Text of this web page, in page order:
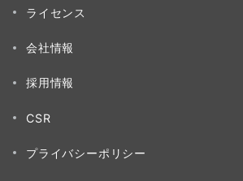
ライセンス
会社情報
採用情報
CSR
プライバシーポリシー